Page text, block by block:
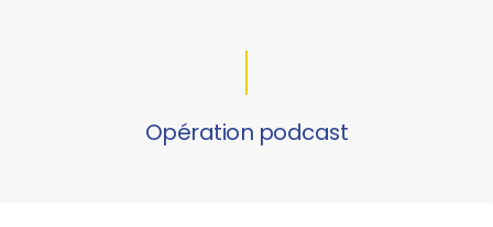
Opération podcast